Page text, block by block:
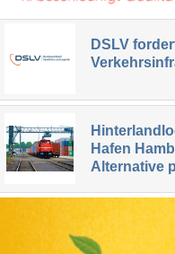
DSLV
Hafen
Alternative